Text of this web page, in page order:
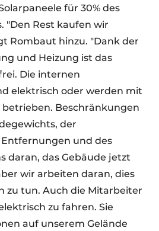
für 30% des
"Den Rest kaufen wir
Rombaut hinzu. "Dank der
und Heizung ist das
Die internen
elektrisch oder werden mit
betrieben. Beschränkungen
der
und des
daran, das Gebäude jetzt
wir arbeiten daran, dies
zu tun. Auch die Mitarbeiter
zu fahren. Sie
auf unserem Gelände